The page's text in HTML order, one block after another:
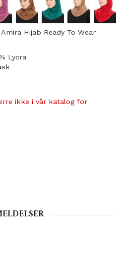
Hijab Ready To Wear
Lycra
ikke i vår katalog for